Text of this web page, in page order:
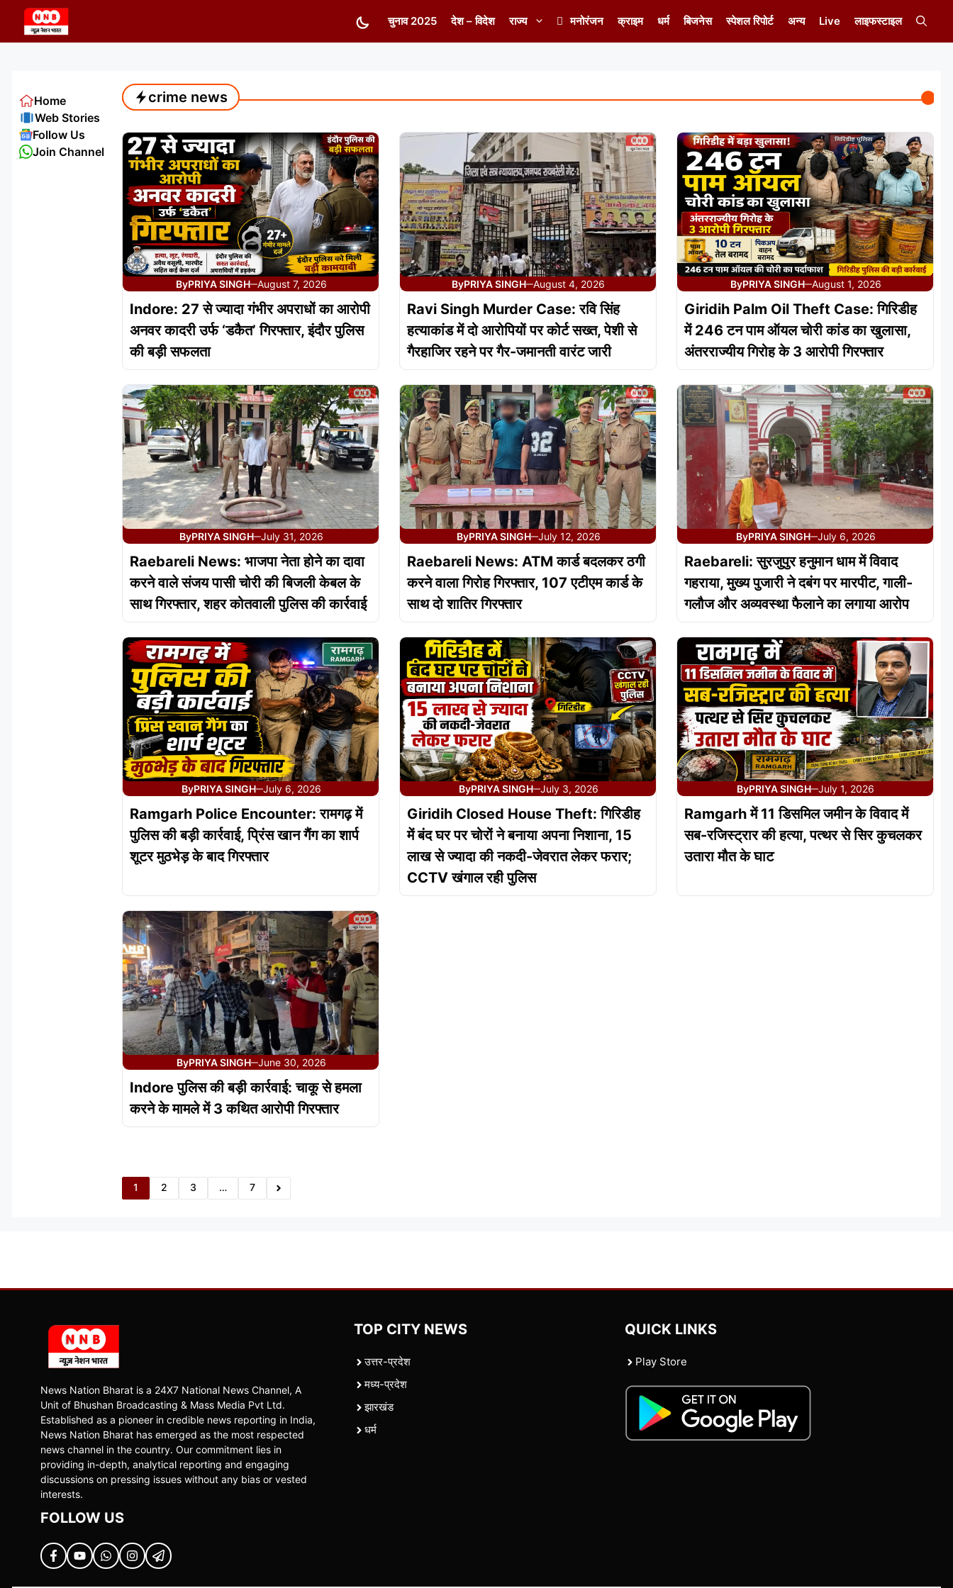
content
चुनाव 2025 देश – विदेश राज्य मनोरंजन क्राइम धर्म बिजनेस स्पेशल रिपोर्ट अन्य Live लाइफस्टाइल
crime news
ByPRIYA SINGH—August 7, 2026
Indore: 27 से ज्यादा गंभीर अपराधों का आरोपी
अनवर कादरी उर्फ ‘डकैत’ गिरफ्तार, इंदौर पुलिस
की बड़ी सफलता
ByPRIYA SINGH—August 4, 2026
Ravi Singh Murder Case: रवि सिंह
हत्याकांड में दो आरोपियों पर कोर्ट सख्त, पेशी से
गैरहाजिर रहने पर गैर-जमानती वारंट जारी
ByPRIYA SINGH—August 1, 2026
Giridih Palm Oil Theft Case: गिरिडीह
में 246 टन पाम ऑयल चोरी कांड का खुलासा,
अंतरराज्यीय गिरोह के 3 आरोपी गिरफ्तार
ByPRIYA SINGH—July 31, 2026
Raebareli News: भाजपा नेता होने का दावा
करने वाले संजय पासी चोरी की बिजली केबल के
साथ गिरफ्तार, शहर कोतवाली पुलिस की कार्रवाई
ByPRIYA SINGH—July 12, 2026
Raebareli News: ATM कार्ड बदलकर ठगी
करने वाला गिरोह गिरफ्तार, 107 एटीएम कार्ड के
साथ दो शातिर गिरफ्तार
ByPRIYA SINGH—July 6, 2026
Raebareli: सुरजुपुर हनुमान धाम में विवाद
गहराया, मुख्य पुजारी ने दबंग पर मारपीट, गाली-
गलौज और अव्यवस्था फैलाने का लगाया आरोप
ByPRIYA SINGH—July 6, 2026
Ramgarh Police Encounter: रामगढ़ में
पुलिस की बड़ी कार्रवाई, प्रिंस खान गैंग का शार्प
शूटर मुठभेड़ के बाद गिरफ्तार
ByPRIYA SINGH—July 3, 2026
Giridih Closed House Theft: गिरिडीह
में बंद घर पर चोरों ने बनाया अपना निशाना, 15
लाख से ज्यादा की नकदी-जेवरात लेकर फरार;
CCTV खंगाल रही पुलिस
ByPRIYA SINGH—July 1, 2026
Ramgarh में 11 डिसमिल जमीन के विवाद में
सब-रजिस्ट्रार की हत्या, पत्थर से सिर कुचलकर
उतारा मौत के घाट
ByPRIYA SINGH—June 30, 2026
Indore पुलिस की बड़ी कार्रवाई: चाकू से हमला
करने के मामले में 3 कथित आरोपी गिरफ्तार
1 2 3 … 7
Home
Web Stories
Follow Us
Join Channel
News Nation Bharat is a 24X7 National News Channel, A
Unit of Bhushan Broadcasting & Mass Media Pvt Ltd.
Established as a pioneer in credible news reporting in India,
News Nation Bharat has emerged as the most respected
news channel in the country. Our commitment lies in
providing in-depth, analytical reporting and engaging
discussions on pressing issues without any bias or vested
interests.
FOLLOW US
TOP CITY NEWS
उत्तर-प्रदेश
मध्य-प्रदेश
झारखंड
धर्म
QUICK LINKS
Play Store